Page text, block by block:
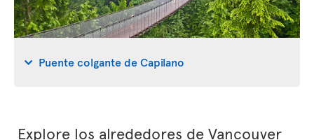
Puente colgante de Capilano
Explore los alrededores de Vancouver